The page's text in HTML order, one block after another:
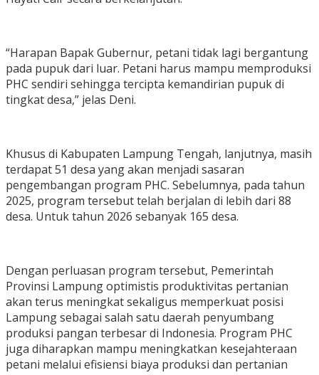
“Harapan Bapak Gubernur, petani tidak lagi bergantung
pada pupuk dari luar. Petani harus mampu memproduksi
PHC sendiri sehingga tercipta kemandirian pupuk di
tingkat desa,” jelas Deni.
Khusus di Kabupaten Lampung Tengah, lanjutnya, masih
terdapat 51 desa yang akan menjadi sasaran
pengembangan program PHC. Sebelumnya, pada tahun
2025, program tersebut telah berjalan di lebih dari 88
desa. Untuk tahun 2026 sebanyak 165 desa.
Dengan perluasan program tersebut, Pemerintah
Provinsi Lampung optimistis produktivitas pertanian
akan terus meningkat sekaligus memperkuat posisi
Lampung sebagai salah satu daerah penyumbang
produksi pangan terbesar di Indonesia. Program PHC
juga diharapkan mampu meningkatkan kesejahteraan
petani melalui efisiensi biaya produksi dan pertanian